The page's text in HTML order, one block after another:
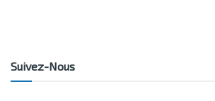
Suivez-Nous